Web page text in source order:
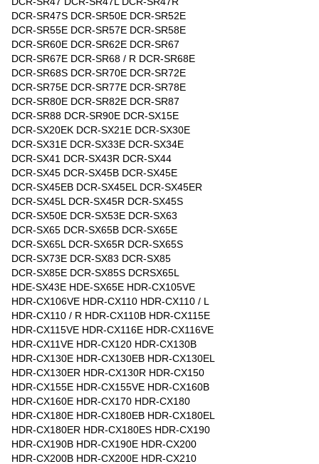
DCR-SR47S DCR-SR50E DCR-SR52E
DCR-SR55E DCR-SR57E DCR-SR58E
DCR-SR60E DCR-SR62E DCR-SR67
DCR-SR67E DCR-SR68 / R DCR-SR68E
DCR-SR68S DCR-SR70E DCR-SR72E
DCR-SR75E DCR-SR77E DCR-SR78E
DCR-SR80E DCR-SR82E DCR-SR87
DCR-SR88 DCR-SR90E DCR-SX15E
DCR-SX20EK DCR-SX21E DCR-SX30E
DCR-SX31E DCR-SX33E DCR-SX34E
DCR-SX41 DCR-SX43R DCR-SX44
DCR-SX45 DCR-SX45B DCR-SX45E
DCR-SX45EB DCR-SX45EL DCR-SX45ER
DCR-SX45L DCR-SX45R DCR-SX45S
DCR-SX50E DCR-SX53E DCR-SX63
DCR-SX65 DCR-SX65B DCR-SX65E
DCR-SX65L DCR-SX65R DCR-SX65S
DCR-SX73E DCR-SX83 DCR-SX85
DCR-SX85E DCR-SX85S DCRSX65L
HDE-SX43E HDE-SX65E HDR-CX105VE
HDR-CX106VE HDR-CX110 HDR-CX110 / L
HDR-CX110 / R HDR-CX110B HDR-CX115E
HDR-CX115VE HDR-CX116E HDR-CX116VE
HDR-CX11VE HDR-CX120 HDR-CX130B
HDR-CX130E HDR-CX130EB HDR-CX130EL
HDR-CX130ER HDR-CX130R HDR-CX150
HDR-CX155E HDR-CX155VE HDR-CX160B
HDR-CX160E HDR-CX170 HDR-CX180
HDR-CX180E HDR-CX180EB HDR-CX180EL
HDR-CX180ER HDR-CX180ES HDR-CX190
HDR-CX190B HDR-CX190E HDR-CX200
HDR-CX200B HDR-CX200E HDR-CX210